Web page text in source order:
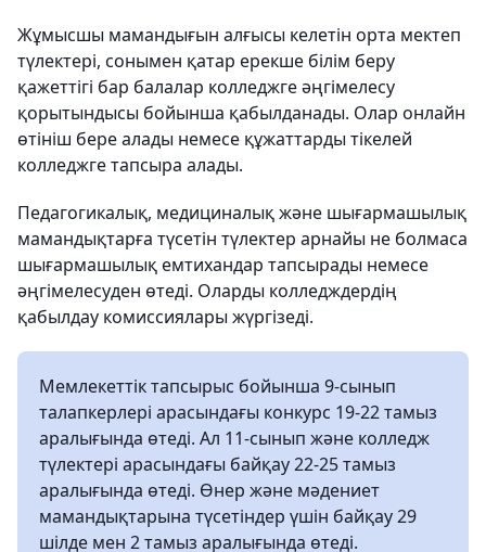
Жұмысшы мамандығын алғысы келетін орта мектеп
түлектері, сонымен қатар ерекше білім беру
қажеттігі бар балалар колледжге әңгімелесу
қорытындысы бойынша қабылданады. Олар онлайн
өтініш бере алады немесе құжаттарды тікелей
колледжге тапсыра алады.
Педагогикалық, медициналық және шығармашылық
мамандықтарға түсетін түлектер арнайы не болмаса
шығармашылық емтихандар тапсырады немесе
әңгімелесуден өтеді. Оларды колледждердің
қабылдау комиссиялары жүргізеді.
Мемлекеттік тапсырыс бойынша 9-сынып
талапкерлері арасындағы конкурс 19-22 тамыз
аралығында өтеді. Ал 11-сынып және колледж
түлектері арасындағы байқау 22-25 тамыз
аралығында өтеді. Өнер және мәдениет
мамандықтарына түсетіндер үшін байқау 29
шілде мен 2 тамыз аралығында өтеді.